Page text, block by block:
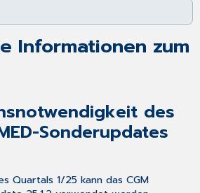
Informationen zum
des
Sonderupdates
Quartals 1/25 kann das CGM